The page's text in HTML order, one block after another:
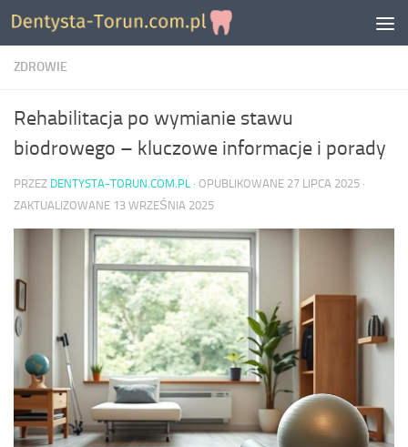
Skip to content
ZDROWIE
Rehabilitacja po wymianie stawu
biodrowego – kluczowe informacje i porady
PRZEZ DENTYSTA-TORUN.COM.PL · OPUBLIKOWANE 27 LIPCA 2025 ·
ZAKTUALIZOWANE 13 WRZEŚNIA 2025